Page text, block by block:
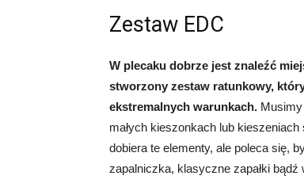
Zestaw EDC
W plecaku dobrze jest znaleźć
stworzony zestaw ratunkowy,
ekstremalnych warunkach.
małych kieszonkach lub
dobiera te elementy, ale poleca się,
zapalniczka, klasyczne zapałki